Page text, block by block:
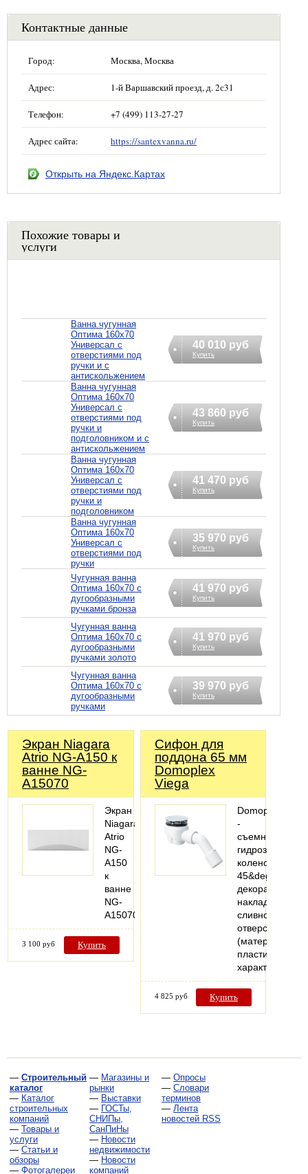
Контактные данные
Город: Москва, Москва
Адрес: 1-й Варшавский проезд, д. 2с31
Телефон: +7 (499) 113-27-27
Адрес сайта: https://santexvanna.ru/
Открыть на Яндекс.Картах
Похожие товары и
услуги
Ванна чугунная
Оптима 160х70
Универсал с
отверстиями под
ручки и с
антискольжением
40 010 руб
Купить
Ванна чугунная
Оптима 160х70
Универсал с
отверстиями под
ручки и
подголовником и с
антискольжением
43 860 руб
Купить
Ванна чугунная
Оптима 160х70
Универсал с
отверстиями под
ручки и
подголовником
41 470 руб
Купить
Ванна чугунная
Оптима 160х70
Универсал с
отверстиями под
ручки
35 970 руб
Купить
Чугунная ванна
Оптима 160х70 с
дугообразными
ручками бронза
41 970 руб
Купить
Чугунная ванна
Оптима 160х70 с
дугообразными
ручками золото
41 970 руб
Купить
Чугунная ванна
Оптима 160х70 с
дугообразными
ручками
39 970 руб
Купить
Экран Niagara
Atrio NG-A150 к
ванне NG-
A15070
Экран
Niagara
Atrio
NG-
A150
к
ванне
NG-
A15070
3 100 руб Купить
Сифoн для
поддона 65 мм
Domoplex
Viega
Domoplex
-
съемный
колено
декоративная
накладка
сливного
отверстия
(материал:
4 825 руб Купить
— Строительный
каталог
— Каталог
строительных
компаний
— Товары и
услуги
— Статьи и
обзоры
— Фотогалереи
— Магазины и
рынки
— Выставки
— ГОСТы,
СНИПы,
СанПиНы
— Новости
недвижимости
— Новости
компаний
— Опросы
— Словари
терминов
— Лента
новостей RSS